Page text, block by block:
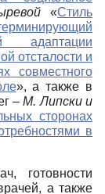
«Стиль
адаптации
отсталости и
совместного
», а также в
–М. Липски и
сторонах
в
готовности
а также